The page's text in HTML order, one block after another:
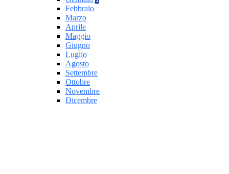
Febbraio
Marzo
Aprile
Maggio
Giugno
Luglio
Agosto
Settembre
Ottobre
Novembre
Dicembre